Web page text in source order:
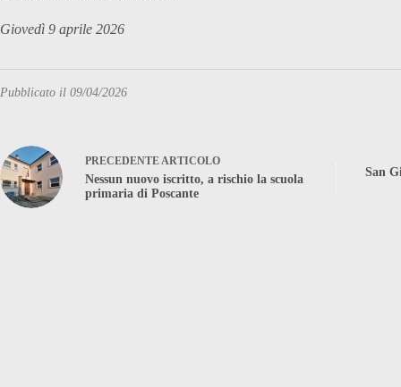
Giovedì 9 aprile 2026
Pubblicato il 09/04/2026
PRECEDENTEARTICOLO
Nessun nuovo iscritto, a rischio la scuola
primaria di Poscante
San